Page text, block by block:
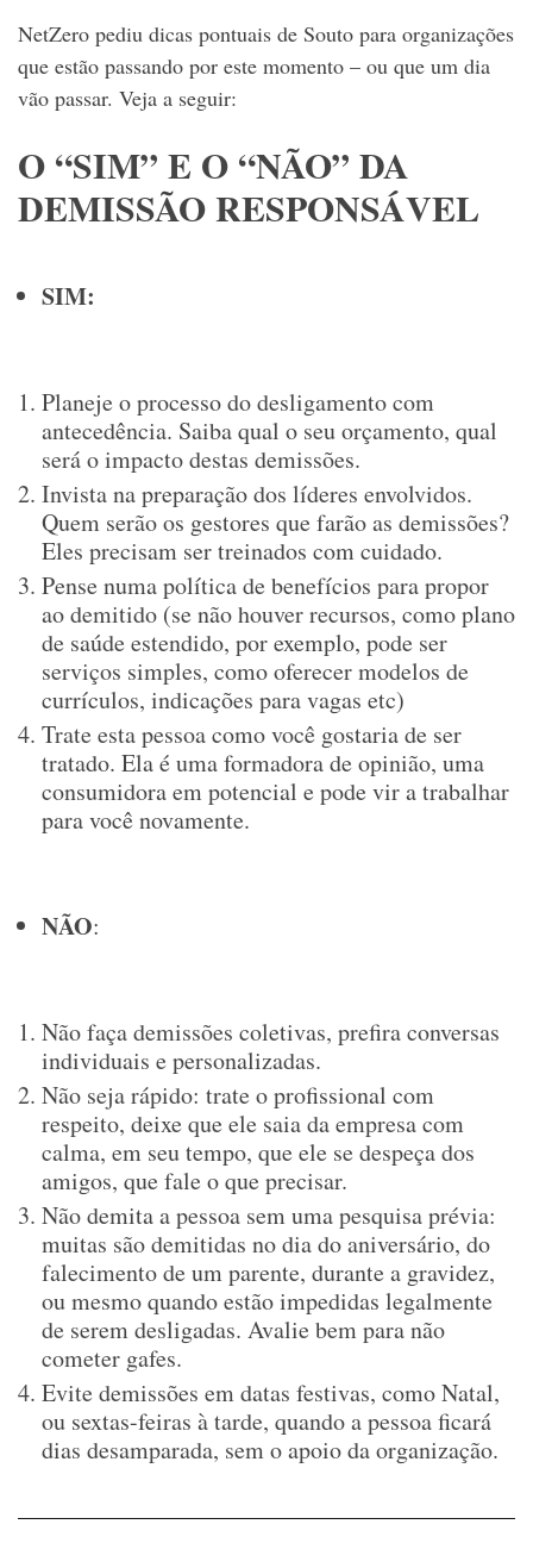
NetZero pediu dicas pontuais de Souto para organizações
que estão passando por este momento – ou que um dia
vão passar. Veja a seguir:
O “SIM” E O “NÃO” DA
DEMISSÃO RESPONSÁVEL
SIM:
Planeje o processo do desligamento com
antecedência. Saiba qual o seu orçamento, qual
será o impacto destas demissões.
Invista na preparação dos líderes envolvidos.
Quem serão os gestores que farão as demissões?
Eles precisam ser treinados com cuidado.
Pense numa política de benefícios para propor
ao demitido (se não houver recursos, como plano
de saúde estendido, por exemplo, pode ser
serviços simples, como oferecer modelos de
currículos, indicações para vagas etc)
Trate esta pessoa como você gostaria de ser
tratado. Ela é uma formadora de opinião, uma
consumidora em potencial e pode vir a trabalhar
para você novamente.
NÃO:
Não faça demissões coletivas, prefira conversas
individuais e personalizadas.
Não seja rápido: trate o profissional com
respeito, deixe que ele saia da empresa com
calma, em seu tempo, que ele se despeça dos
amigos, que fale o que precisar.
Não demita a pessoa sem uma pesquisa prévia:
muitas são demitidas no dia do aniversário, do
falecimento de um parente, durante a gravidez,
ou mesmo quando estão impedidas legalmente
de serem desligadas. Avalie bem para não
cometer gafes.
Evite demissões em datas festivas, como Natal,
ou sextas-feiras à tarde, quando a pessoa ficará
dias desamparada, sem o apoio da organização.